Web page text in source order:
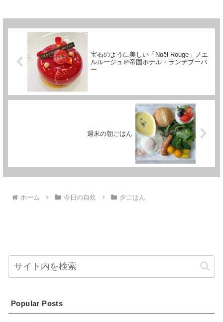
宝石のように美しい「Noël Rouge」ノエ
ルルージュ＠帝国ホテル・ランデブーバ
ー
週末の朝ごはん
ホーム 今日の自炊 夕ごはん
Popular Posts